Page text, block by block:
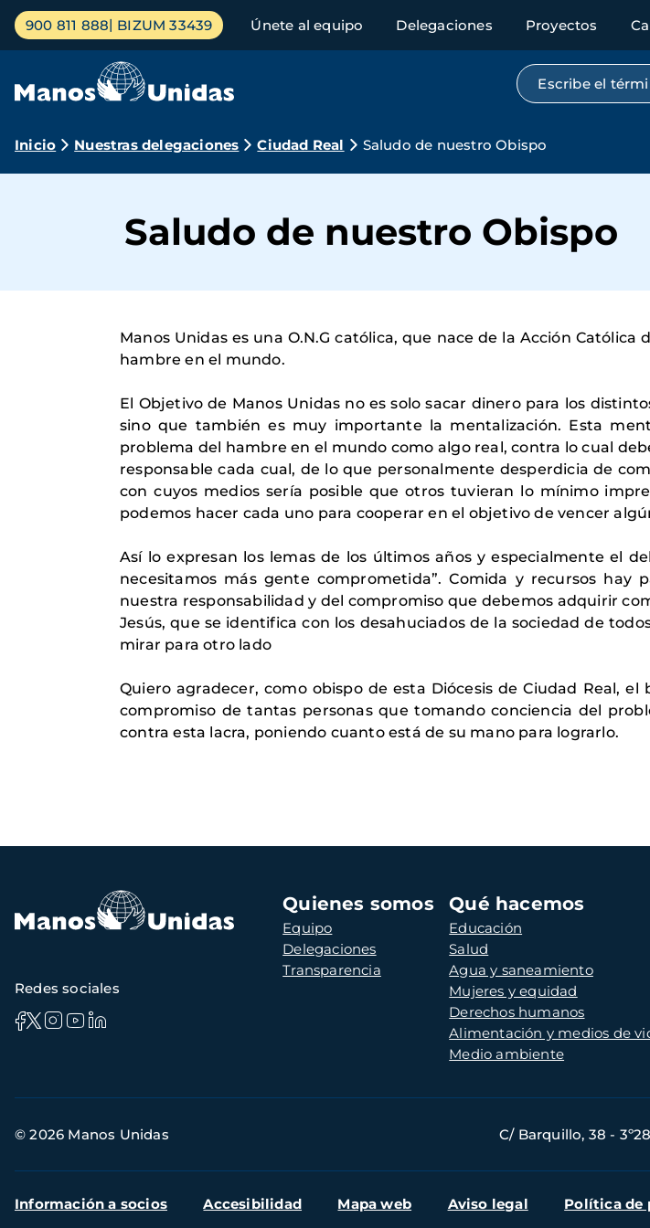
Pasar
contenido
Menú
principal
900 811 888 BIZUM 33439 Únete al equipo Delegaciones Proyectos
Búsqueda por
Ruta
navegación
Inicio Nuestras delegaciones Ciudad Real Saludo de nuestro Obispo
Saludo de nuestro Obispo
Manos Unidas es una O.N.G católica, que nace de la Acción
hambre en el mundo.
El Objetivo de Manos Unidas no es solo sacar dinero para los
sino que también es muy importante la mentalización. Esta
problema del hambre en el mundo como algo real, contra lo cual
responsable cada cual, de lo que personalmente desperdicia de
con cuyos medios sería posible que otros tuvieran lo mínimo
podemos hacer cada uno para cooperar en el objetivo de vencer
Así lo expresan los lemas de los últimos años y especialmente el
necesitamos más gente comprometida”. Comida y recursos hay
nuestra responsabilidad y del compromiso que debemos adquirir
Jesús, que se identifica con los desahuciados de la sociedad de
mirar para otro lado
Quiero agradecer, como obispo de esta Diócesis de Ciudad Real,
compromiso de tantas personas que tomando conciencia del
contra esta lacra, poniendo cuanto está de su mano para lograrlo.
Navegación
principal
Quienes somos
Equipo
Delegaciones
Transparencia
Qué hacemos
Educación
Salud
Agua y saneamiento
Mujeres y equidad
Derechos humanos
Alimentación y medios de
Medio ambiente
Redes sociales
de
© 2026 Manos Unidas C/ Barquillo, 38 -
Menú
Información a socios Accesibilidad Mapa web Aviso legal Política de